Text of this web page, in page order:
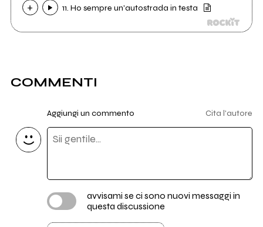
11. Ho sempre un'autostrada in testa
COMMENTI
Aggiungi un commento Cita l'autore
avvisami se ci sono nuovi messaggi in
questa discussione